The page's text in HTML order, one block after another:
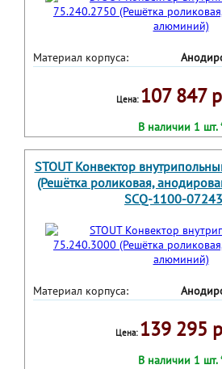
Материал корпуса:
Цена: 107 847
В наличии 1 шт.
STOUT Конвектор
(Решётка роликовая,
SCQ-1100-
Материал корпуса:
Цена: 139 295
В наличии 1 шт.